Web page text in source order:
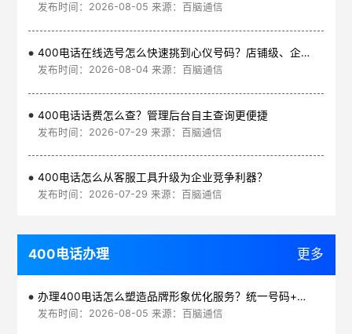
发布时间：2026-08-05 来源：百脑通信
400电话在线选号怎么快速挑到心仪号码？店铺级、企业级、集团级一次看清
发布时间：2026-08-04 来源：百脑通信
400电话话费怎么查？管理后台自主查询更便捷
发布时间：2026-07-29 来源：百脑通信
400电话怎么从客服工具升级为企业竞争利器？
发布时间：2026-07-29 来源：百脑通信
400电话办理 更多
办理400电话怎么塑造品牌形象优化服务？统一号码+智能管理平台
发布时间：2026-08-05 来源：百脑通信